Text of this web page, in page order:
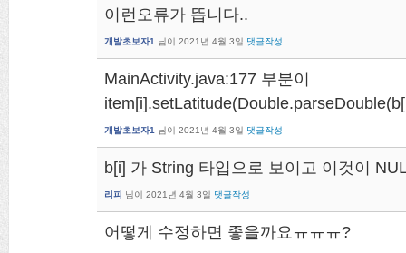
이런오류가 뜹니다..
개발초보자1 님이 2021년 4월 3일 댓글작성
MainActivity.java:177 부분이
개발초보자1 님이 2021년 4월 3일 댓글작성
b[i] 가 String 타입으로 보이고 이것이
리피 님이 2021년 4월 3일 댓글작성
어떻게 수정하면 좋을까요ㅠㅠㅠ?